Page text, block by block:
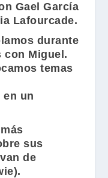
Gael García
Lafourcade.
durante
con Miguel .
temas
un
sus
de
).